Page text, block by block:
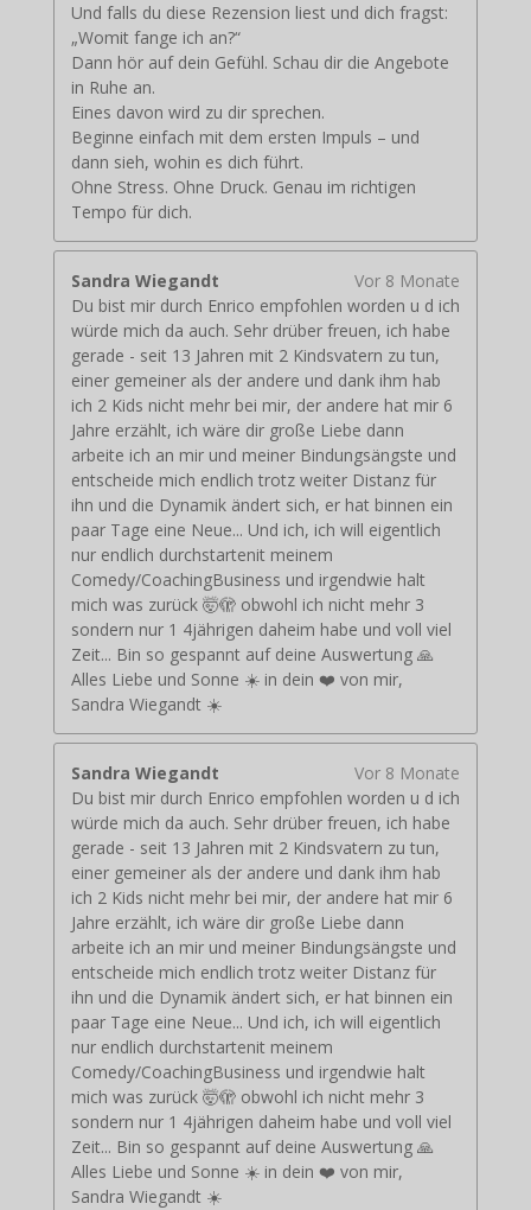
Und falls du diese Rezension liest und dich fragst:
„Womit fange ich an?“
Dann hör auf dein Gefühl. Schau dir die Angebote
in Ruhe an.
Eines davon wird zu dir sprechen.
Beginne einfach mit dem ersten Impuls – und
dann sieh, wohin es dich führt.
Ohne Stress. Ohne Druck. Genau im richtigen
Tempo für dich.
Sandra Wiegandt
Vor 8 Monate
Du bist mir durch Enrico empfohlen worden u d ich
würde mich da auch. Sehr drüber freuen, ich habe
gerade - seit 13 Jahren mit 2 Kindsvatern zu tun,
einer gemeiner als der andere und dank ihm hab
ich 2 Kids nicht mehr bei mir, der andere hat mir 6
Jahre erzählt, ich wäre dir große Liebe dann
arbeite ich an mir und meiner Bindungsängste und
entscheide mich endlich trotz weiter Distanz für
ihn und die Dynamik ändert sich, er hat binnen ein
paar Tage eine Neue... Und ich, ich will eigentlich
nur endlich durchstartenit meinem
Comedy/CoachingBusiness und irgendwie halt
mich was zurück 🤯🫣 obwohl ich nicht mehr 3
sondern nur 1 4jährigen daheim habe und voll viel
Zeit... Bin so gespannt auf deine Auswertung 🙏
Alles Liebe und Sonne ☀️ in dein ❤️ von mir,
Sandra Wiegandt ☀️
Sandra Wiegandt
Vor 8 Monate
Du bist mir durch Enrico empfohlen worden u d ich
würde mich da auch. Sehr drüber freuen, ich habe
gerade - seit 13 Jahren mit 2 Kindsvatern zu tun,
einer gemeiner als der andere und dank ihm hab
ich 2 Kids nicht mehr bei mir, der andere hat mir 6
Jahre erzählt, ich wäre dir große Liebe dann
arbeite ich an mir und meiner Bindungsängste und
entscheide mich endlich trotz weiter Distanz für
ihn und die Dynamik ändert sich, er hat binnen ein
paar Tage eine Neue... Und ich, ich will eigentlich
nur endlich durchstartenit meinem
Comedy/CoachingBusiness und irgendwie halt
mich was zurück 🤯🫣 obwohl ich nicht mehr 3
sondern nur 1 4jährigen daheim habe und voll viel
Zeit... Bin so gespannt auf deine Auswertung 🙏
Alles Liebe und Sonne ☀️ in dein ❤️ von mir,
Sandra Wiegandt ☀️